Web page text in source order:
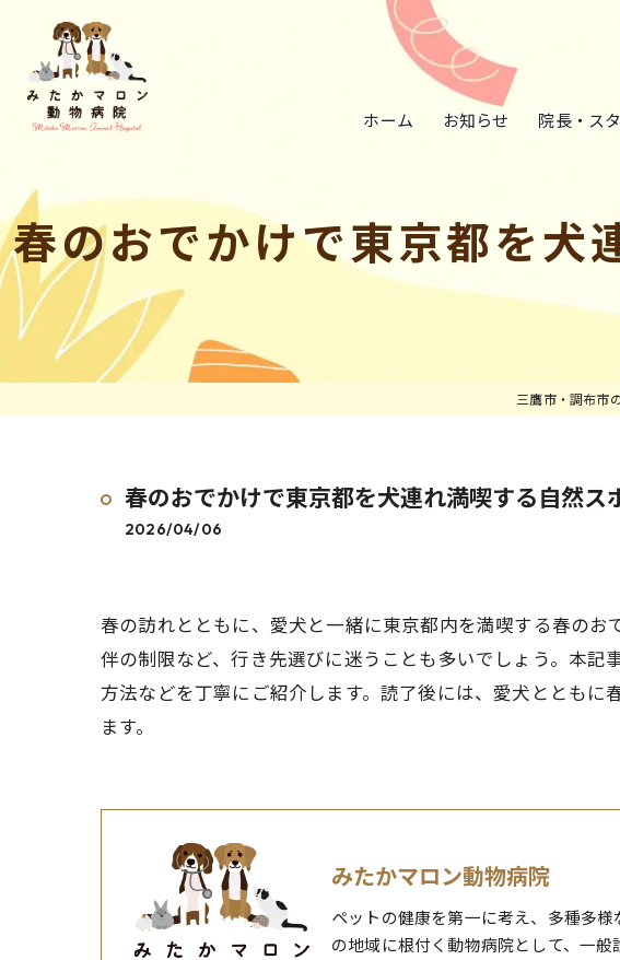
ホーム お知らせ 院長・ス
春のおでかけで東京都を犬
三鷹市・調布市
春のおでかけで東京都を犬連れ満喫する自然ス
2026/04/06
春の訪れとともに、愛犬と一緒に東京都内を満喫する春の
伴の制限など、行き先選びに迷うことも多いでしょう。本
方法などを丁寧にご紹介します。読了後には、愛犬ととも
ます。
みたかマロン動物病院
ペットの健康を第一に考え、多種多
の地域に根付く動物病院として、一